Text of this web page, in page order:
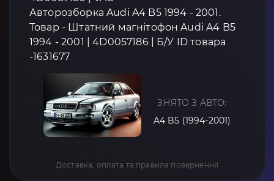
Авторозборка Audi A4 B5 1994 - 2001.
Товар - Штатний магнітофон Audi A4 B5
1994 - 2001 | 4D0057186 | Б/У ID товара
-1631677
ЗНЯТО З АВТО:
A4 B5 (1994-2001)
Доставка, оплата та правила повернення